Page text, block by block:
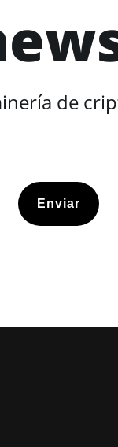
de
Enviar